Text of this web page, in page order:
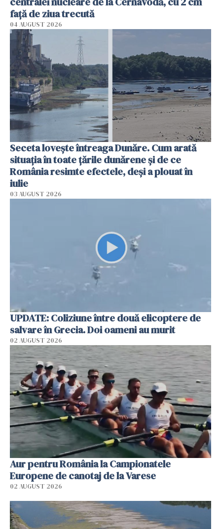
faţă de ziua trecută
04 AUGUST 2026
Seceta lovește întreaga Dunăre. Cum arată
situația în toate țările dunărene și de ce
România resimte efectele, deși a plouat în
iulie
03 AUGUST 2026
UPDATE: Coliziune între două elicoptere de
salvare în Grecia. Doi oameni au murit
02 AUGUST 2026
Aur pentru România la Campionatele
Europene de canotaj de la Varese
02 AUGUST 2026